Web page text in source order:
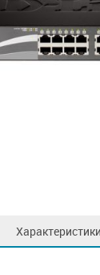
Характеристики